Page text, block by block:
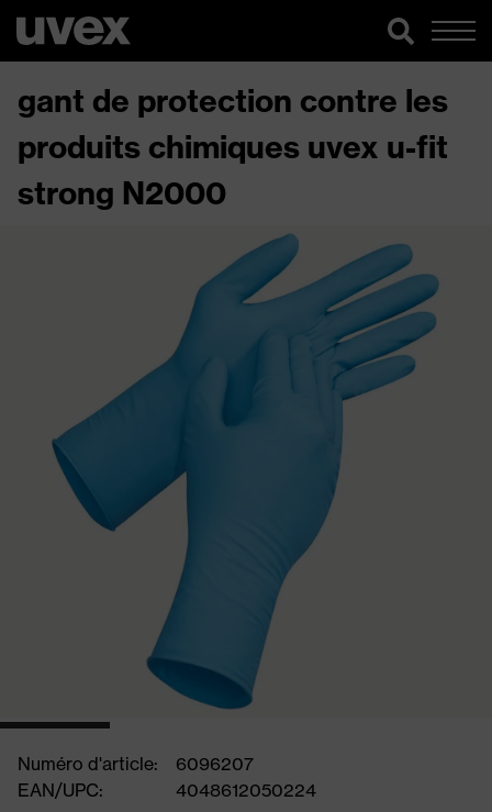
gant de protection contre les
produits chimiques uvex u-fit
strong N2000
Numéro d'article:
6096207
EAN/UPC:
4048612050224